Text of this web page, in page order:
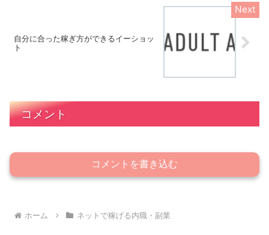
自分に合った稼ぎ方ができるイーショッ
ト
コメント
コメントを書き込む
ホーム ネットで稼げる内職・副業